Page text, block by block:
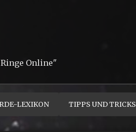
Online"
LEXIKON TIPPS UND TRICKS